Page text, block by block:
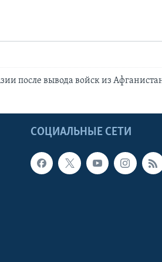
после вывода войск из
СОЦИАЛЬНЫЕ СЕТИ